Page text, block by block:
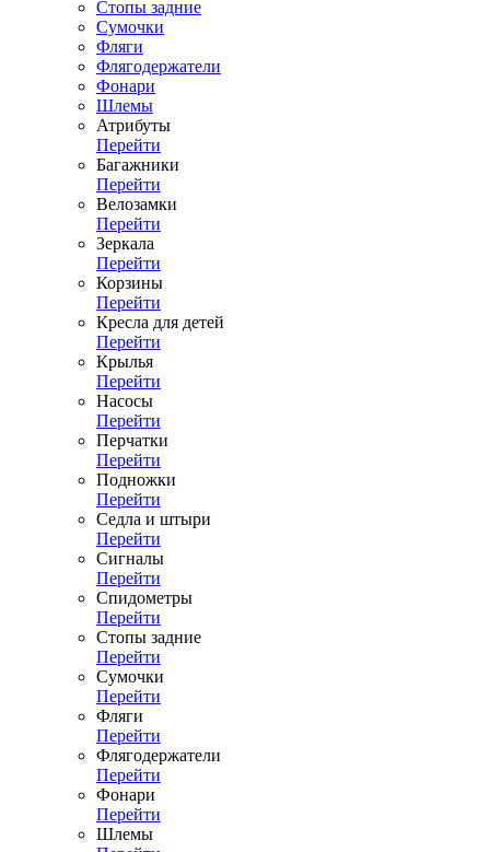
Стопы задние
Сумочки
Фляги
Флягодержатели
Фонари
Шлемы
Атрибуты
Перейти
Багажники
Перейти
Велозамки
Перейти
Зеркала
Перейти
Корзины
Перейти
Кресла для детей
Перейти
Крылья
Перейти
Насосы
Перейти
Перчатки
Перейти
Подножки
Перейти
Седла и штыри
Перейти
Сигналы
Перейти
Спидометры
Перейти
Стопы задние
Перейти
Сумочки
Перейти
Фляги
Перейти
Флягодержатели
Перейти
Фонари
Перейти
Шлемы